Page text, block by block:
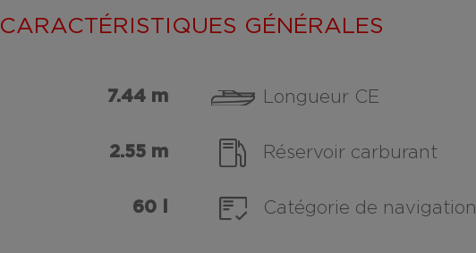
CARACTÉRISTIQUES GÉNÉRALES
7.44 m Longueur CE
2.55 m Réservoir carburant
60 l Catégorie de navigation